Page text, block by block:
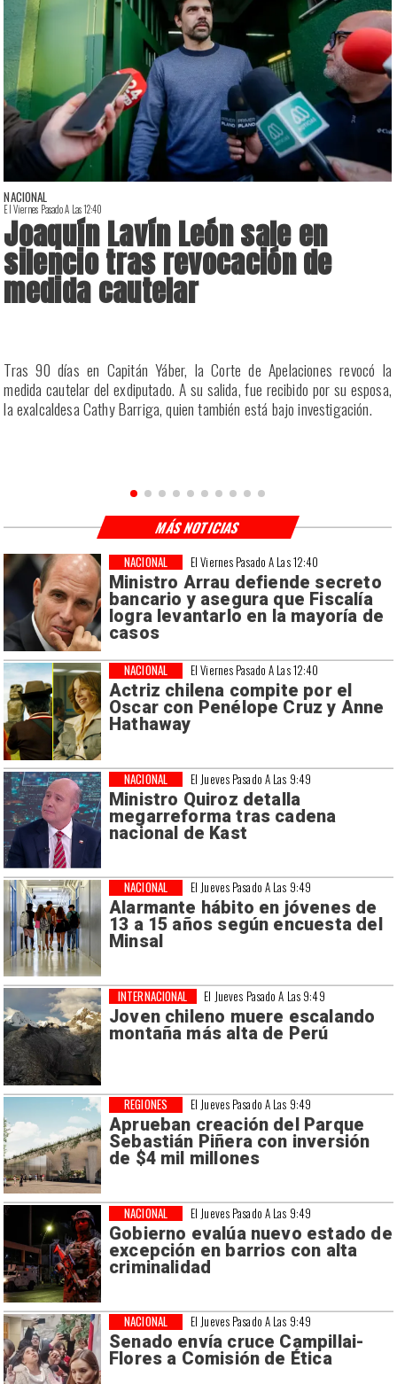
NACIONAL
El Viernes Pasado A Las 12:40
Joaquín Lavín León sale en
silencio tras revocación de
medida cautelar
Tras 90 días en Capitán Yáber, la Corte de Apelaciones revocó la
medida cautelar del exdiputado. A su salida, fue recibido por su esposa,
la exalcaldesa Cathy Barriga, quien también está bajo investigación.
El Viernes Pasado A Las 12:40
Ministro Arrau defiende secreto
bancario y asegura que Fiscalía
logra levantarlo en la mayoría de
casos
NACIONAL
El Viernes Pasado A Las 12:40
Actriz chilena compite por el
Oscar con Penélope Cruz y Anne
Hathaway
NACIONAL
El Jueves Pasado A Las 9:49
Ministro Quiroz detalla
megarreforma tras cadena
nacional de Kast
NACIONAL
El Jueves Pasado A Las 9:49
Alarmante hábito en jóvenes de
13 a 15 años según encuesta del
Minsal
NACIONAL
El Jueves Pasado A Las 9:49
Joven chileno muere escalando
montaña más alta de Perú
INTERNACIONAL
El Jueves Pasado A Las 9:49
Aprueban creación del Parque
Sebastián Piñera con inversión
de $4 mil millones
REGIONES
El Jueves Pasado A Las 9:49
Gobierno evalúa nuevo estado de
excepción en barrios con alta
criminalidad
NACIONAL
El Jueves Pasado A Las 9:49
Senado envía cruce Campillai-
Flores a Comisión de Ética
NACIONAL
MÁS NOTICIAS